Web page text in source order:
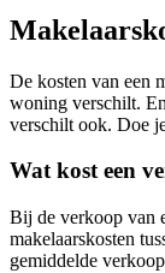
De kosten van een
woning verschilt.
verschilt ook. Doe
Wat kost een
Bij de verkoop van
makelaarskosten
gemiddelde